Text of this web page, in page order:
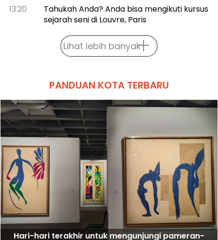
13:20
Tahukah Anda? Anda bisa mengikuti kursus
sejarah seni di Louvre, Paris
Lihat lebih banyak
PANDUAN KOTA TERBARU
Hari-hari terakhir untuk mengunjungi pameran-